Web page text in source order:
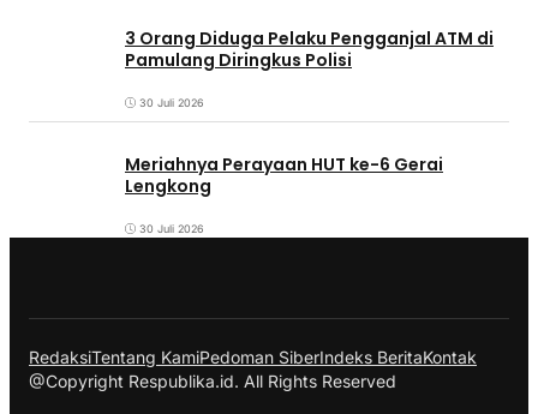
3 Orang Diduga Pelaku Pengganjal ATM di
Pamulang Diringkus Polisi
30 Juli 2026
Meriahnya Perayaan HUT ke-6 Gerai
Lengkong
30 Juli 2026
RedaksiTentang KamiPedoman SiberIndeks BeritaKontak
@Copyright Respublika.id. All Rights Reserved